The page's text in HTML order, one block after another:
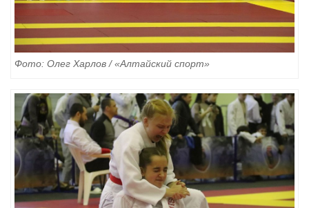
Фото: Олег Харлов / «Алтайский спорт»